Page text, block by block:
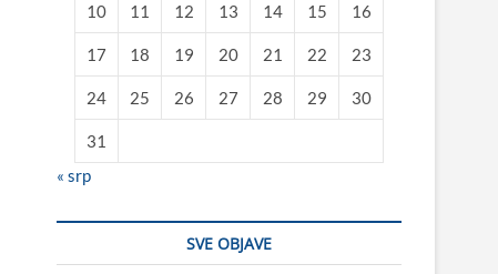
10 11 12 13 14 15 16
17 18 19 20 21 22 23
24 25 26 27 28 29 30
31
« srp
SVE OBJAVE